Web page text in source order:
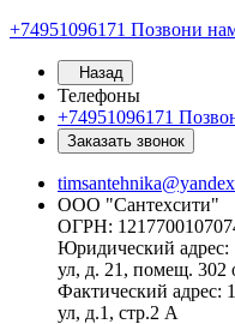
+74951096171 Позвони
Назад
Телефоны
+74951096171
Заказать звонок
ООО "Сантехсити"
ОГРН:
Юридический адрес:
ул, д. 21, помещ. 302
Фактический адрес:
ул, д.1, стр.2 А